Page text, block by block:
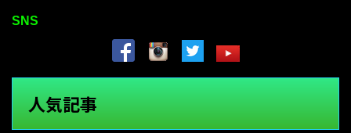
SNS
人気記事